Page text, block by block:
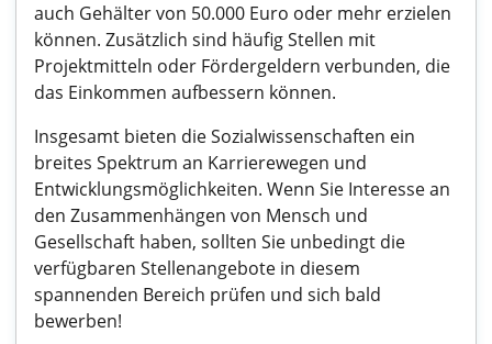
auch Gehälter von 50.000 Euro oder mehr erzielen
können. Zusätzlich sind häufig Stellen mit
Projektmitteln oder Fördergeldern verbunden, die
das Einkommen aufbessern können.
Insgesamt bieten die Sozialwissenschaften ein
breites Spektrum an Karrierewegen und
Entwicklungsmöglichkeiten. Wenn Sie Interesse an
den Zusammenhängen von Mensch und
Gesellschaft haben, sollten Sie unbedingt die
verfügbaren Stellenangebote in diesem
spannenden Bereich prüfen und sich bald
bewerben!